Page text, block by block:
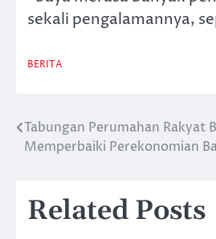
sekali pengalamannya,
BERITA
Post
navigation
Tabungan Perumahan Rakyat
Memperbaiki Perekonomian
Related Posts